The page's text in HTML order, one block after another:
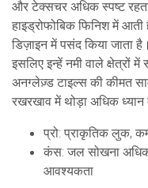
और टेक्सचर अधिक स्पष्ट
हाइड्रोफोबिक फिनिश में
डिज़ाइन में पसंद किया जाता
इसलिए इन्हें नमी वाले क्षेत्रों
अनग्लेज़्ड टाइल्स की कीमत
रखरखाव में थोड़ा अधिक ध्यान
प्रो: प्राकृतिक लुक,
कंस: जल सोखना
आवश्यकता